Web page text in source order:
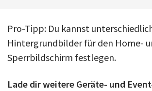
Pro-Tipp: Du kannst
Hintergrundbilder für den Home-
Sperrbildschirm festlegen.
Lade dir weitere Geräte- und